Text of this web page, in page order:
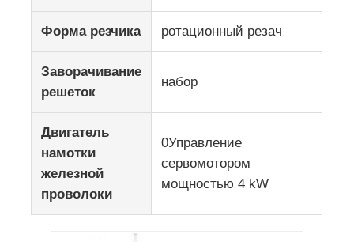
Форма резчика ротационный резач
Заворачивание
решеток
набор
Двигатель
намотки
железной
проволоки
0Управление
сервомотором
мощностью 4 kW